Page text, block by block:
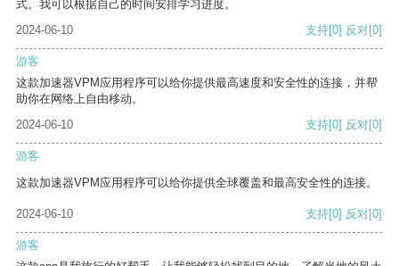
式。我可以根据自己的时间安排学习进度。
2024-06-10
支持[0] 反对[0]
游客
这款加速器VPM应用程序可以给你提供最高速度和安全性的连接，并帮
助你在网络上自由移动。
2024-06-10
支持[0] 反对[0]
游客
这款加速器VPM应用程序可以给你提供全球覆盖和最高安全性的连接。
2024-06-10 支持[0] 反对[0]
游客